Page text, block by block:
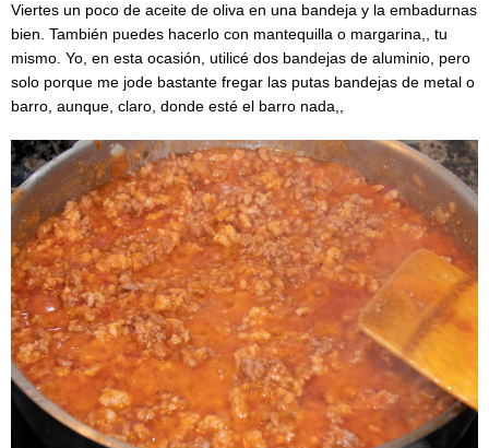
Viertes un poco de aceite de oliva en una bandeja y la embadurnas
bien. También puedes hacerlo con mantequilla o margarina,, tu
mismo. Yo, en esta ocasión, utilicé dos bandejas de aluminio, pero
solo porque me jode bastante fregar las putas bandejas de metal o
barro, aunque, claro, donde esté el barro nada,,